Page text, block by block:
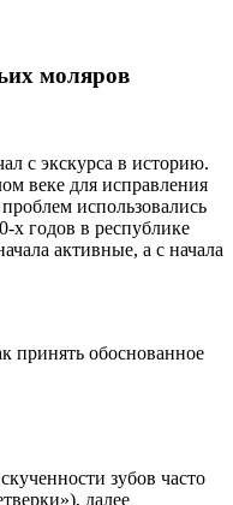
моляров
с экскурса в историю.
веке для исправления
использовались
х годов в республике
активные, а с начала
зубов часто
далее